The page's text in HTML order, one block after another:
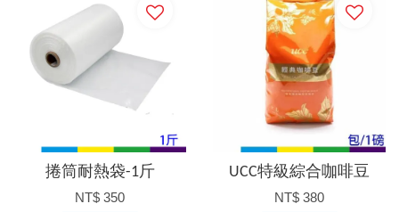
捲筒耐熱袋-1斤
NT$ 350
UCC特級綜合咖啡豆
NT$ 380